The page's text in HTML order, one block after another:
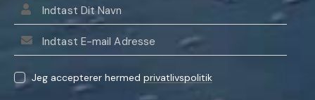
Jeg accepterer hermedprivatlivspolitik